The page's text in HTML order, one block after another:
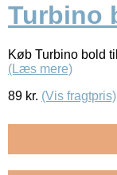
Turbino
Køb Turbino bold
(Læs mere)
89 kr. (Vis fragtpris)